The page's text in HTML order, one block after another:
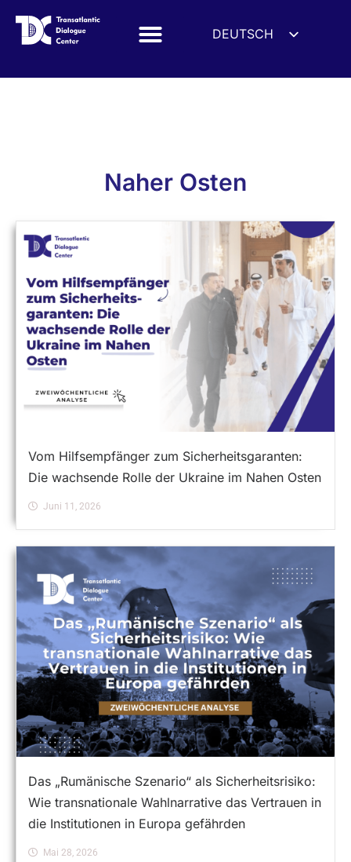
DEUTSCH
हिन्दी
ITALIANO
Naher Osten
Vom Hilfsempfänger zum Sicherheitsgaranten:
Die wachsende Rolle der Ukraine im Nahen Osten
Juni 11, 2026
Das „Rumänische Szenario“ als Sicherheitsrisiko:
Wie transnationale Wahlnarrative das Vertrauen in
die Institutionen in Europa gefährden
Mai 28, 2026